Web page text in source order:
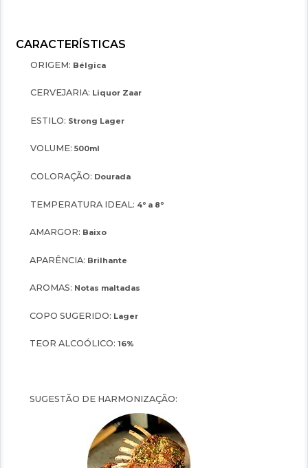
ORIGEM: Bélgica
CERVEJARIA: Liquor Zaar
ESTILO: Strong Lager
VOLUME: 500ml
COLORAÇÃO: Dourada
TEMPERATURA IDEAL: 4º a 8º
AMARGOR: Baixo
APARÊNCIA: Brilhante
AROMAS: Notas maltadas
COPO SUGERIDO: Lager
TEOR ALCOÓLICO:16%
SUGESTÃO DE HARMONIZAÇÃO: